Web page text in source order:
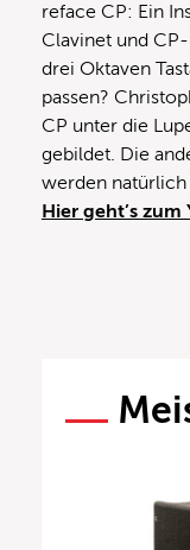
reface CP: Ein
Clavinet und
drei Oktaven
passen?
CP unter die
gebildet. Die
werden
Hier geht’s zum